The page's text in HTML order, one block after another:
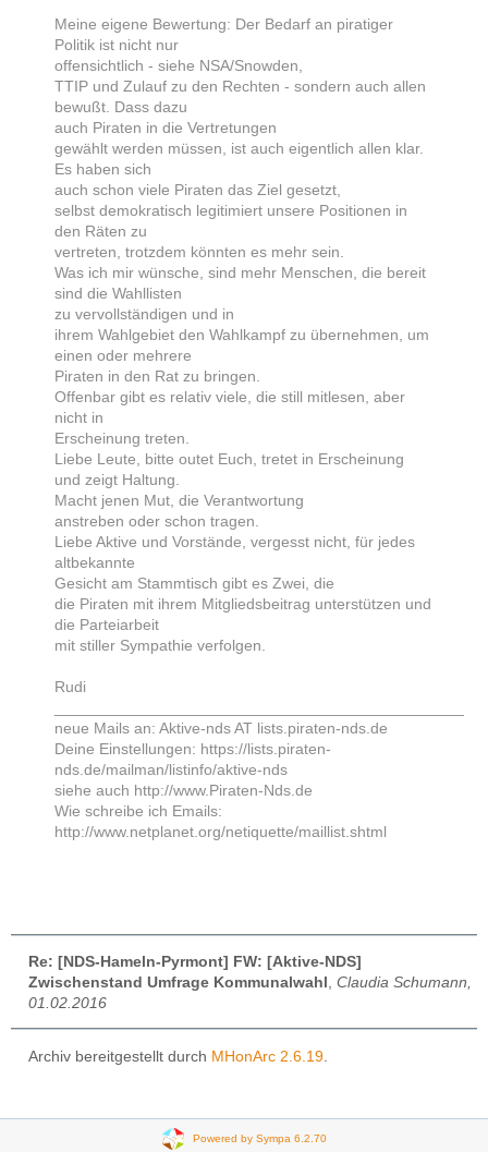
Meine eigene Bewertung: Der Bedarf an piratiger
Politik ist nicht nur
offensichtlich - siehe NSA/Snowden,
TTIP und Zulauf zu den Rechten - sondern auch allen
bewußt. Dass dazu
auch Piraten in die Vertretungen
gewählt werden müssen, ist auch eigentlich allen klar.
Es haben sich
auch schon viele Piraten das Ziel gesetzt,
selbst demokratisch legitimiert unsere Positionen in
den Räten zu
vertreten, trotzdem könnten es mehr sein.
Was ich mir wünsche, sind mehr Menschen, die bereit
sind die Wahllisten
zu vervollständigen und in
ihrem Wahlgebiet den Wahlkampf zu übernehmen, um
einen oder mehrere
Piraten in den Rat zu bringen.
Offenbar gibt es relativ viele, die still mitlesen, aber
nicht in
Erscheinung treten.
Liebe Leute, bitte outet Euch, tretet in Erscheinung
und zeigt Haltung.
Macht jenen Mut, die Verantwortung
anstreben oder schon tragen.
Liebe Aktive und Vorstände, vergesst nicht, für jedes
altbekannte
Gesicht am Stammtisch gibt es Zwei, die
die Piraten mit ihrem Mitgliedsbeitrag unterstützen und
die Parteiarbeit
mit stiller Sympathie verfolgen.
Rudi
neue Mails an: Aktive-nds AT lists.piraten-nds.de
Deine Einstellungen: https://lists.piraten-
nds.de/mailman/listinfo/aktive-nds
siehe auch http://www.Piraten-Nds.de
Wie schreibe ich Emails:
http://www.netplanet.org/netiquette/maillist.shtml
Re: [NDS-Hameln-Pyrmont] FW: [Aktive-NDS]
Zwischenstand Umfrage Kommunalwahl
Claudia Schumann,
01.02.2016
Archiv bereitgestellt durch MHonArc 2.6.19
Powered by Sympa 6.2.70